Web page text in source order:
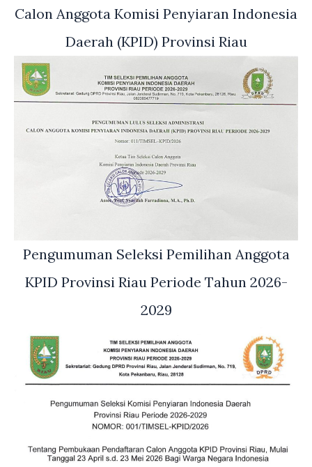
Calon Anggota Komisi Penyiaran Indonesia
Daerah (KPID) Provinsi Riau
Pengumuman Seleksi Pemilihan Anggota
KPID Provinsi Riau Periode Tahun 2026-
2029